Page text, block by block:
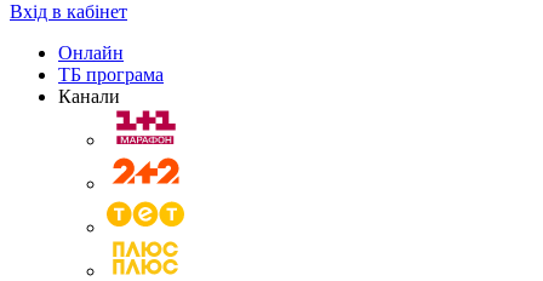
Вхід в кабінет
Онлайн
ТБ програма
Канали